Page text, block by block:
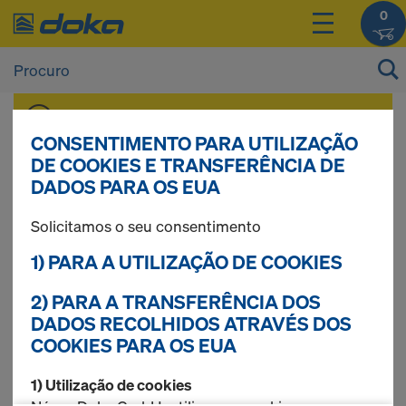
0
Iniciar sessão.
Betão á vista
8 produtos encontrados
Mais procurados
Cordão vedante D2cm
CONSENTIMENTO PARA UTILIZAÇÃO
DE COOKIES E TRANSFERÊNCIA DE
DADOS PARA OS EUA
Solicitamos o seu consentimento
1) PARA A UTILIZAÇÃO DE COOKIES
2) PARA A TRANSFERÊNCIA DOS
DADOS RECOLHIDOS ATRAVÉS DOS
COOKIES PARA OS EUA
1) Utilização de cookies